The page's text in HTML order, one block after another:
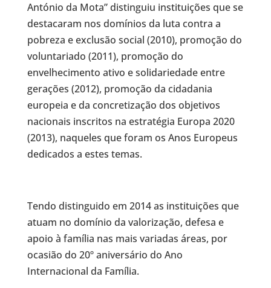
António da Mota” distinguiu instituições que se
destacaram nos domínios da luta contra a
pobreza e exclusão social (2010), promoção do
voluntariado (2011), promoção do
envelhecimento ativo e solidariedade entre
gerações (2012), promoção da cidadania
europeia e da concretização dos objetivos
nacionais inscritos na estratégia Europa 2020
(2013), naqueles que foram os Anos Europeus
dedicados a estes temas.
Tendo distinguido em 2014 as instituições que
atuam no domínio da valorização, defesa e
apoio à família nas mais variadas áreas, por
ocasião do 20º aniversário do Ano
Internacional da Família.